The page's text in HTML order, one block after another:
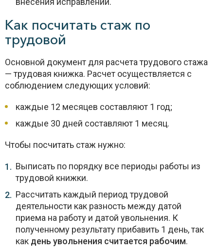
Как посчитать стаж по
трудовой
Основной документ для расчета трудового стажа
— трудовая книжка. Расчет осуществляется с
соблюдением следующих условий:
каждые 12 месяцев составляют 1 год;
каждые 30 дней составляют 1 месяц.
Чтобы посчитать стаж нужно:
Выписать по порядку все периоды работы из
трудовой книжки.
Рассчитать каждый период трудовой
деятельности как разность между датой
приема на работу и датой увольнения. К
полученному результату прибавить 1 день, так
как день увольнения считается рабочим.